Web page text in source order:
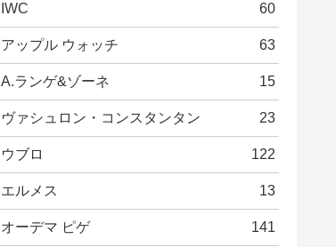
IWC
60
アップル ウォッチ 63
A.ランゲ&ゾーネ 15
ヴァシュロン・コンスタンタン 23
ウブロ 122
エルメス 13
オーデマ ピゲ 141